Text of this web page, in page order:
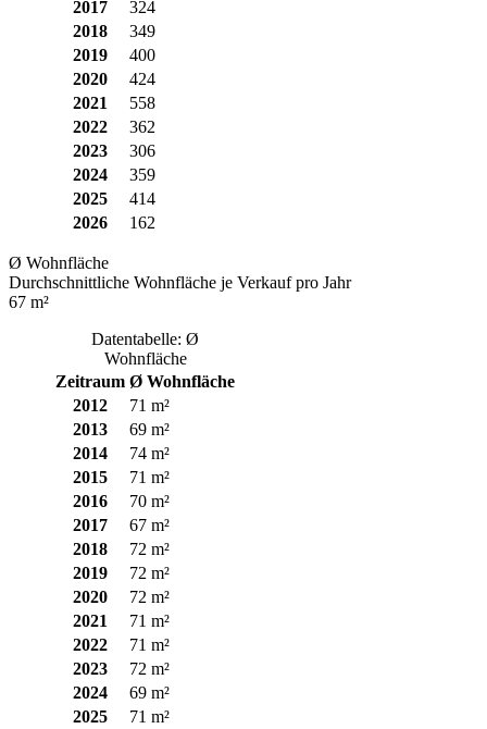
2017
324
2018
349
2019
400
2020
424
2021
558
2022
362
2023
306
2024
359
2025
414
2026
162
Ø Wohnfläche
Durchschnittliche Wohnfläche je Verkauf pro Jahr
67 m²
Datentabelle: Ø
Wohnfläche
Zeitraum Ø Wohnfläche
2012
71 m²
2013
69 m²
2014
74 m²
2015
71 m²
2016
70 m²
2017
67 m²
2018
72 m²
2019
72 m²
2020
72 m²
2021
71 m²
2022
71 m²
2023
72 m²
2024
69 m²
2025
71 m²